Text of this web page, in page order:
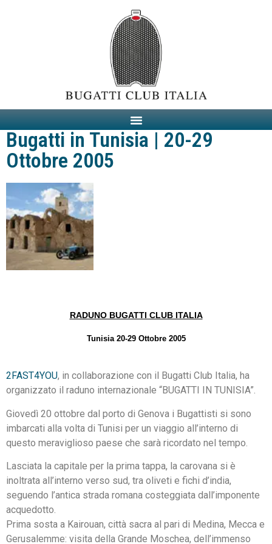
Bugatti in Tunisia | 20-29
Ottobre 2005
RADUNO BUGATTI CLUB ITALIA
Tunisia 20-29 Ottobre 2005
2FAST4YOU, in collaborazione con il Bugatti Club Italia, ha
organizzato il raduno internazionale “BUGATTI IN TUNISIA”.
Giovedì 20 ottobre dal porto di Genova i Bugattisti si sono
imbarcati alla volta di Tunisi per un viaggio all’interno di
questo meraviglioso paese che sarà ricordato nel tempo.
Lasciata la capitale per la prima tappa, la carovana si è
inoltrata all’interno verso sud, tra oliveti e fichi d’india,
seguendo l’antica strada romana costeggiata dall’imponente
acquedotto.
Prima sosta a Kairouan, città sacra al pari di Medina, Mecca e
Gerusalemme: visita della Grande Moschea, dell’immenso